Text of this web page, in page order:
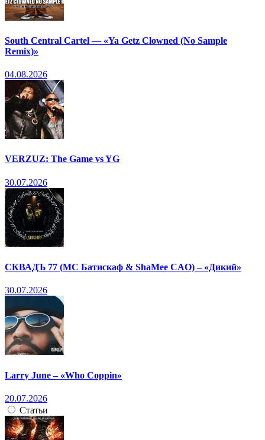
South Central Cartel — «Ya Getz Clowned (No Sample
Remix)»
04.08.2026
VERZUZ: The Game vs YG
30.07.2026
СКВАДЪ 77 (МС Батискаф & ShaMee CAO) – «Дикий»
30.07.2026
Larry June – «Who Coppin»
20.07.2026
Статьи